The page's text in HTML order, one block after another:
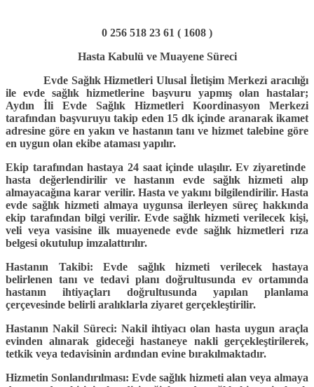
0 256 518 23 61 ( 1608 )
Hasta Kabulü ve Muayene Süreci
Evde Sağlık Hizmetleri Ulusal İletişim Merkezi aracılığı
ile evde sağlık hizmetlerine başvuru yapmış olan hastalar;
Aydın İli Evde Sağlık Hizmetleri Koordinasyon Merkezi
tarafından başvuruyu takip eden 15 dk içinde aranarak ikamet
adresine göre en yakın ve hastanın tanı ve hizmet talebine göre
en uygun olan ekibe ataması yapılır.
Ekip tarafından hastaya 24 saat içinde ulaşılır. Ev ziyaretinde
hasta değerlendirilir ve hastanın evde sağlık hizmeti alıp
almayacağına karar verilir. Hasta ve yakını bilgilendirilir. Hasta
evde sağlık hizmeti almaya uygunsa ilerleyen süreç hakkında
ekip tarafından bilgi verilir. Evde sağlık hizmeti verilecek kişi,
veli veya vasisine ilk muayenede evde sağlık hizmetleri rıza
belgesi okutulup imzalattırılır.
Hastanın Takibi: Evde sağlık hizmeti verilecek hastaya
belirlenen tanı ve tedavi planı doğrultusunda ev ortamında
hastanın ihtiyaçları doğrultusunda yapılan planlama
çerçevesinde belirli aralıklarla ziyaret gerçekleştirilir.
Hastanın Nakil Süreci: Nakil ihtiyacı olan hasta uygun araçla
evinden alınarak gideceği hastaneye nakli gerçekleştirilerek,
tetkik veya tedavisinin ardından evine bırakılmaktadır.
Hizmetin Sonlandırılması: Evde sağlık hizmeti alan veya almaya